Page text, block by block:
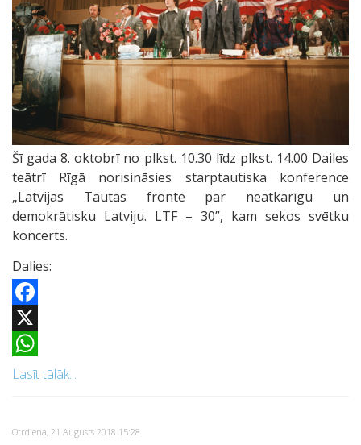
Šī gada 8. oktobrī no plkst. 10.30 līdz plkst. 14.00 Dailes
teātrī Rīgā norisināsies starptautiska konference
„Latvijas Tautas fronte par neatkarīgu un
demokrātisku Latviju. LTF – 30”, kam sekos svētku
koncerts.
Dalies:
Facebook
X
WhatsApp
Lasīt tālāk...
Otrdiena, 21 Augusts 2018 15:28